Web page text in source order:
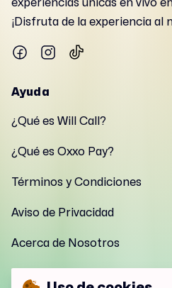
experiencias únicas en vivo
¡Disfruta de la experiencia al
Ayuda
¿Qué es Will Call?
¿Qué es Oxxo Pay?
Términos y Condiciones
Aviso de Privacidad
Acerca de Nosotros
Contacto